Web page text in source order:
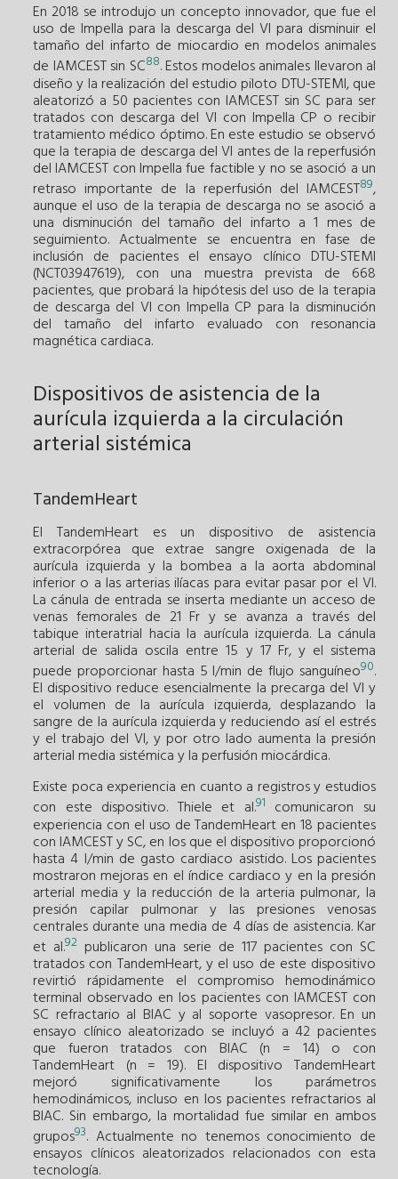
En 2018 se introdujo un concepto innovador, que fue el
uso de Impella para la descarga del VI para disminuir el
tamaño del infarto de miocardio en modelos animales
de IAMCEST sin SC88. Estos modelos animales llevaron al
diseño y la realización del estudio piloto DTU-STEMI, que
aleatorizó a 50 pacientes con IAMCEST sin SC para ser
tratados con descarga del VI con Impella CP o recibir
tratamiento médico óptimo. En este estudio se observó
que la terapia de descarga del VI antes de la reperfusión
del IAMCEST con Impella fue factible y no se asoció a un
retraso importante de la reperfusión del IAMCEST89,
aunque el uso de la terapia de descarga no se asoció a
una disminución del tamaño del infarto a 1 mes de
seguimiento. Actualmente se encuentra en fase de
inclusión de pacientes el ensayo clínico DTU-STEMI
(NCT03947619), con una muestra prevista de 668
pacientes, que probará la hipótesis del uso de la terapia
de descarga del VI con Impella CP para la disminución
del tamaño del infarto evaluado con resonancia
magnética cardiaca.
Dispositivos de asistencia de la
aurícula izquierda a la circulación
arterial sistémica
TandemHeart
El TandemHeart es un dispositivo de asistencia
extracorpórea que extrae sangre oxigenada de la
aurícula izquierda y la bombea a la aorta abdominal
inferior o a las arterias ilíacas para evitar pasar por el VI.
La cánula de entrada se inserta mediante un acceso de
venas femorales de 21 Fr y se avanza a través del
tabique interatrial hacia la aurícula izquierda. La cánula
arterial de salida oscila entre 15 y 17 Fr, y el sistema
puede proporcionar hasta 5 l/min de flujo sanguíneo90.
El dispositivo reduce esencialmente la precarga del VI y
el volumen de la aurícula izquierda, desplazando la
sangre de la aurícula izquierda y reduciendo así el estrés
y el trabajo del VI, y por otro lado aumenta la presión
arterial media sistémica y la perfusión miocárdica.
Existe poca experiencia en cuanto a registros y estudios
con este dispositivo. Thiele et al.91 comunicaron su
experiencia con el uso de TandemHeart en 18 pacientes
con IAMCEST y SC, en los que el dispositivo proporcionó
hasta 4 l/min de gasto cardiaco asistido. Los pacientes
mostraron mejoras en el índice cardiaco y en la presión
arterial media y la reducción de la arteria pulmonar, la
presión capilar pulmonar y las presiones venosas
centrales durante una media de 4 días de asistencia. Kar
et al.92 publicaron una serie de 117 pacientes con SC
tratados con TandemHeart, y el uso de este dispositivo
revirtió rápidamente el compromiso hemodinámico
terminal observado en los pacientes con IAMCEST con
SC refractario al BIAC y al soporte vasopresor. En un
ensayo clínico alea­torizado se incluyó a 42 pacientes
que fueron tratados con BIAC (n = 14) o con
TandemHeart (n = 19). El dispositivo TandemHeart
mejoró significativamente los parámetros
hemodinámicos, incluso en los pacientes refractarios al
BIAC. Sin embargo, la mortalidad fue similar en ambos
grupos93. Actualmente no tenemos conocimiento de
ensayos clínicos aleatorizados relacionados con esta
tecnología.